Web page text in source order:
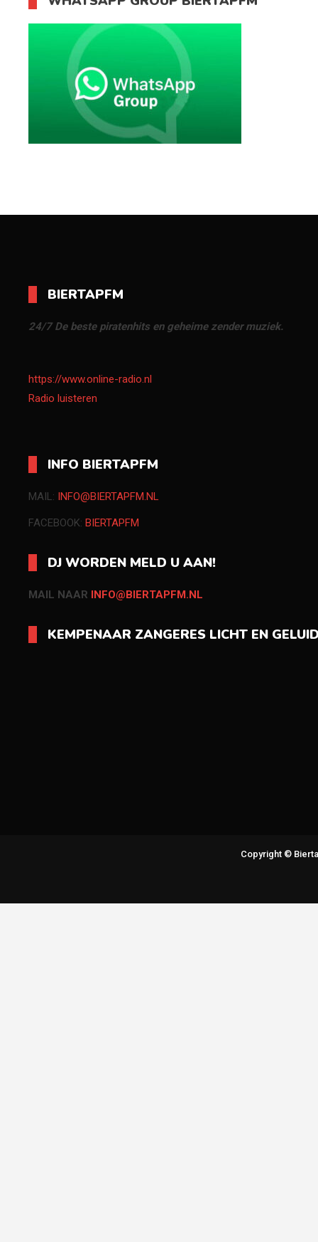
BIERTAPFM
24/7 De beste piratenhits en geheime zender muziek.
https://www.online-radio.nl
Radio luisteren
INFO BIERTAPFM
MAIL: INFO@BIERTAPFM.NL
FACEBOOK: BIERTAPFM
DJ WORDEN MELD U AAN!
MAIL NAAR INFO@BIERTAPFM.NL
KEMPENAAR ZANGERES LICHT EN
Copyright ©